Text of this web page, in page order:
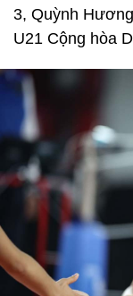
3, Quỳnh
U21 Cộng hòa